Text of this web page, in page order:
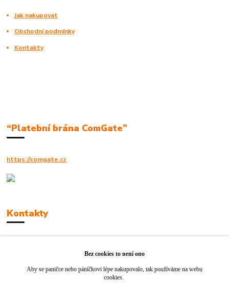
Jak nakupovat
Obchodní podmínky
Kontakty
“Platební brána ComGate”
https://comgate.cz
Kontakty
info@jackie-shop.cz
Bez cookies to není ono
Aby se paničce nebo páníčkovi lépe nakupovalo, tak používáme na webu
cookies.